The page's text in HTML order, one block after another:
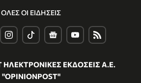
ΟΛΕΣ ΟΙ ΕΙΔΗΣΕΙΣ
ΗΛΕΚΤΡΟΝΙΚΕΣ ΕΚΔΟΣΕΙΣ Α.Ε.
"OPINIONPOST"